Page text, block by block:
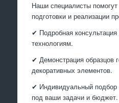
Наши специалисты
подготовки и реализации
✔ Подробная
технологиям.
✔ Демонстрация образцов
декоративных элементов.
✔ Индивидуальный подбор
под ваши задачи и бюджет.